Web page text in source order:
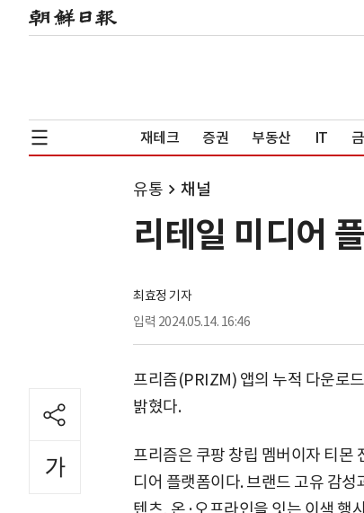
재테크 증권 부동산 IT
유통 채널
리테일 미디어
최효정 기자
입력 2024.05.14. 16:46
프리즘(PRIZM) 앱의 누적 다운로
밝혔다.
프리즘은 쿠팡 창립 멤버이자 티몬
디어 플랫폼이다. 브랜드 고유 감